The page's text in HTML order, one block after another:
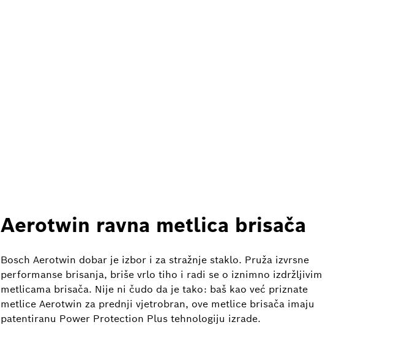
Aerotwin ravna metlica brisača
Bosch Aerotwin dobar je izbor i za stražnje staklo. Pruža izvrsne
performanse brisanja, briše vrlo tiho i radi se o iznimno izdržljivim
metlicama brisača. Nije ni čudo da je tako: baš kao već priznate
metlice Aerotwin za prednji vjetrobran, ove metlice brisača imaju
patentiranu Power Protection Plus tehnologiju izrade.